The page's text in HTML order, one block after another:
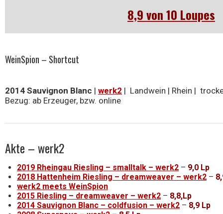
8,9 von 10 Loupes
WeinSpion – Shortcut
2014 Sauvignon Blanc | werk2 | Landwein | Rhein |
Bezug: ab Erzeuger, bzw. online
Akte – werk2
2019 Rheingau Riesling – smalltalk – werk2 – 9,0 Lp
2018 Hattenheim Riesling – dreamweaver – werk2 –
werk2 meets WeinSpion
2015 Riesling – dreamweaver – werk2 – 8,8,Lp
2014 Sauvignon Blanc – coldfusion – werk2 – 8,9 Lp